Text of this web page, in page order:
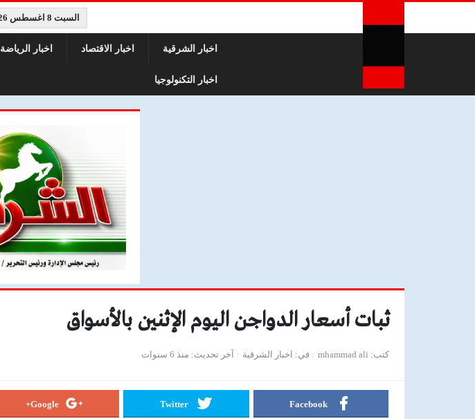
السبت 8 اغسطس 2026 الساعة 07:37 ص
اخبار الشرقية اخبار الاقتصاد اخبار الرياضة
اخبار التكنولوجيا
ثبات أسعار الدواجن اليوم الإثنين بالأسواق
كتب mhammad ali في اخبار الشرقية آخر تحديث منذ 6 سنوات
Facebook
Twitter
Google+